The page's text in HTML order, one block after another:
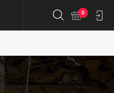
0